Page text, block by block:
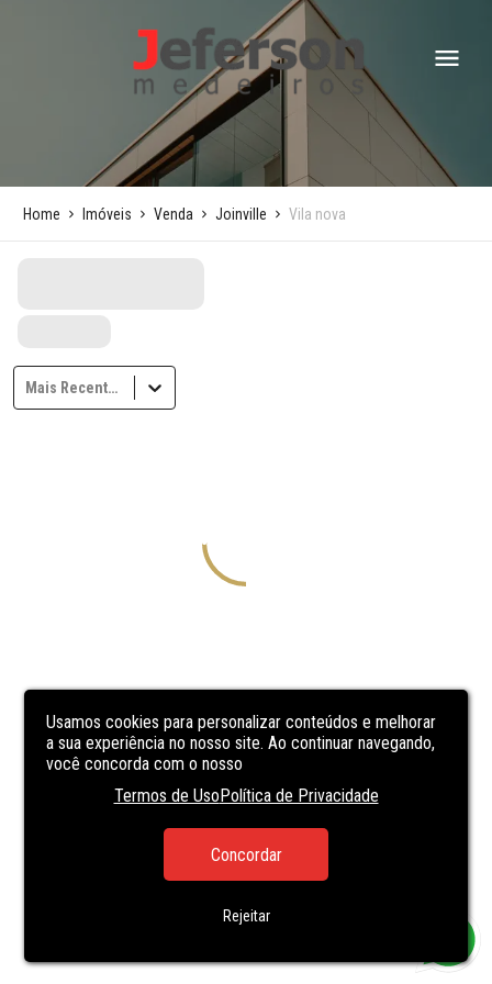
Usamos cookies para personalizar conteúdos e melhorar
a sua experiência no nosso site. Ao continuar navegando,
você concorda com o nosso
Termos de UsoPolítica de Privacidade
Concordar
Rejeitar
Home Imóveis Venda Joinville Vila nova
Mais Recentes